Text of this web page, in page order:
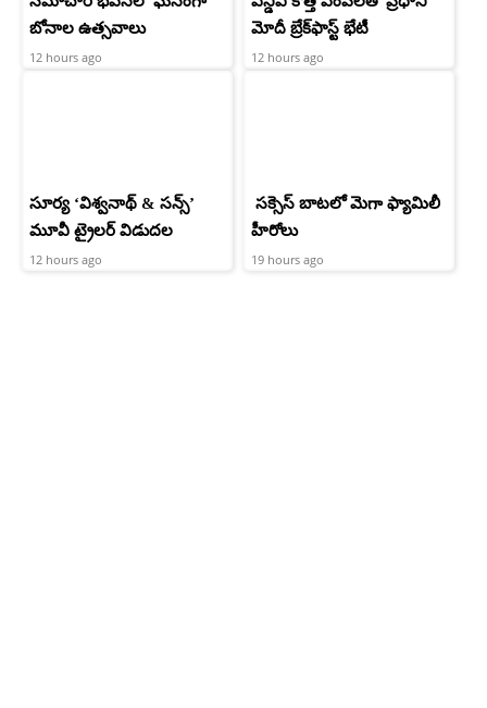
బోనాల ఉత్సవాలు
12 hours ago
మోదీ బ్రేక్‌ఫాస్ట్ భేటీ
12 hours ago
సూర్య ‘విశ్వనాథ్ & సన్స్’
మూవీ ట్రైలర్ విడుదల
12 hours ago
సక్సెస్ బాటలో మెగా ఫ్యామిలీ
హీరోలు
19 hours ago